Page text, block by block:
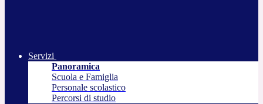
Servizi
Panoramica
Scuola e Famiglia
Personale scolastico
Percorsi di studio